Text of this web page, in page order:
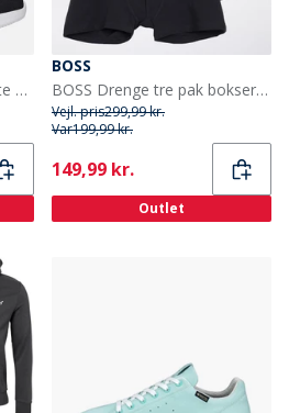
SKECHERS Herre Skech Lite Pro 2.0 Sneakers Sort
BOSS
BOSS Drenge tre pak bokser sort
Vejl. pris299,99 kr.
Var199,99 kr.
Current
149,99 kr.
Outlet